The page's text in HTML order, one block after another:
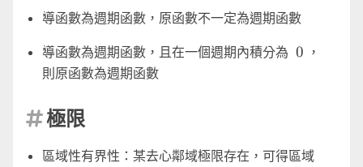
導函數為週期函數，原函數不一定為週期函數
導函數為週期函數，且在一個週期內積分為 0
0 ，
則原函數為週期函數
極限
區域性有界性：某去心鄰域極限存在，可得區域